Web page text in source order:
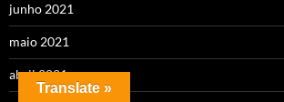
junho 2021
maio 2021
abril 2021
Translate »